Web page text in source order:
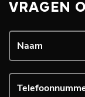
VRAGEN